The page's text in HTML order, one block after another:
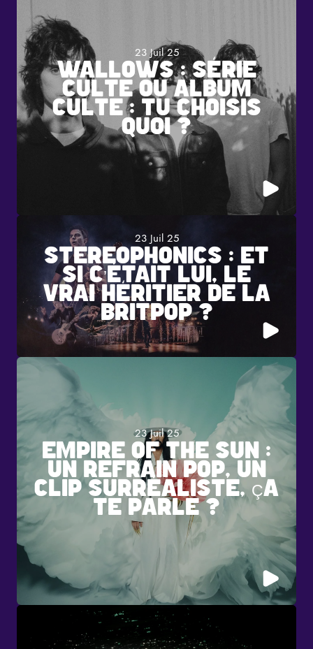
23 Juil 25
WALLOWS : SÉRIE
CULTE OU ALBUM
CULTE : TU CHOISIS
QUOI ?
23 Juil 25
STEREOPHONICS : ET
SI C’ÉTAIT LUI, LE
VRAI HÉRITIER DE LA
BRITPOP ?
23 Juil 25
EMPIRE OF THE SUN :
UN REFRAIN POP, UN
CLIP SURRÉALISTE, ÇA
TE PARLE ?